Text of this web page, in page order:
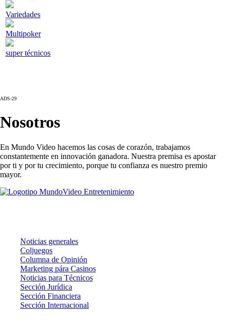
Variedades
Multipoker
super técnicos
ADS-29
Nosotros
En Mundo Video hacemos las cosas de corazón, trabajamos
constantemente en innovación ganadora. Nuestra premisa es apostar
por ti y por tu crecimiento, porque tu confianza es nuestro premio
mayor.
Noticias generales
Coljuegos
Columna de Opinión
Marketing pára Casinos
Noticias para Técnicos
Sección Jurídica
Sección Financiera
Sección Internacional